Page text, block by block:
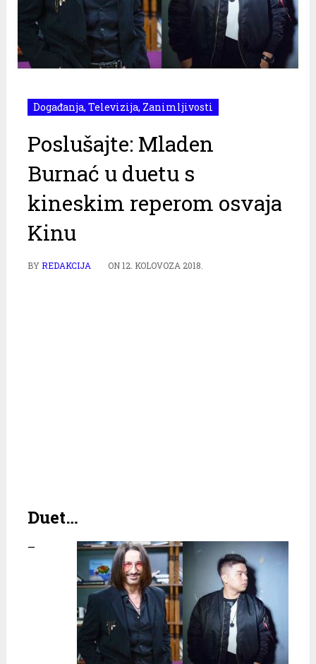
Događanja, Televizija, Zanimljivosti
Poslušajte: Mladen
Burnać u duetu s
kineskim reperom osvaja
Kinu
BYREDAKCIJA ON12. KOLOVOZA 2018.
Duet…
–